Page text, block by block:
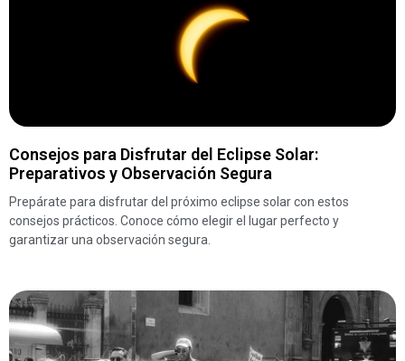
Consejos para Disfrutar del Eclipse Solar:
Preparativos y Observación Segura
Prepárate para disfrutar del próximo eclipse solar con estos
consejos prácticos. Conoce cómo elegir el lugar perfecto y
garantizar una observación segura.